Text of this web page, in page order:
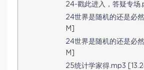
24-戳此进入，答疑专场
24世界是随机的还是必
M]
24世界是随机的还是必
M]
25统计学家得.mp3